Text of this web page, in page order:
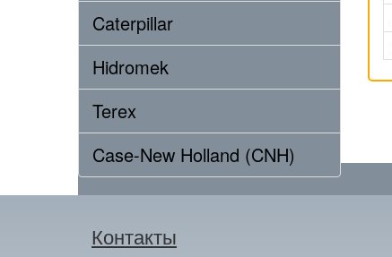
Caterpillar
Hidromek
Terex
Case-New Holland (CNH)
Контакты